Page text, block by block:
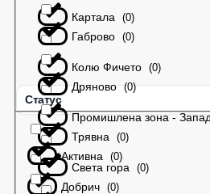
Картала (0)
Колю Фичето (0)
Промишлена зона -
Света гора (0)
Габрово (0)
Дряново (0)
Трявна (0)
Добрич (0)
Статус
Активна (0)